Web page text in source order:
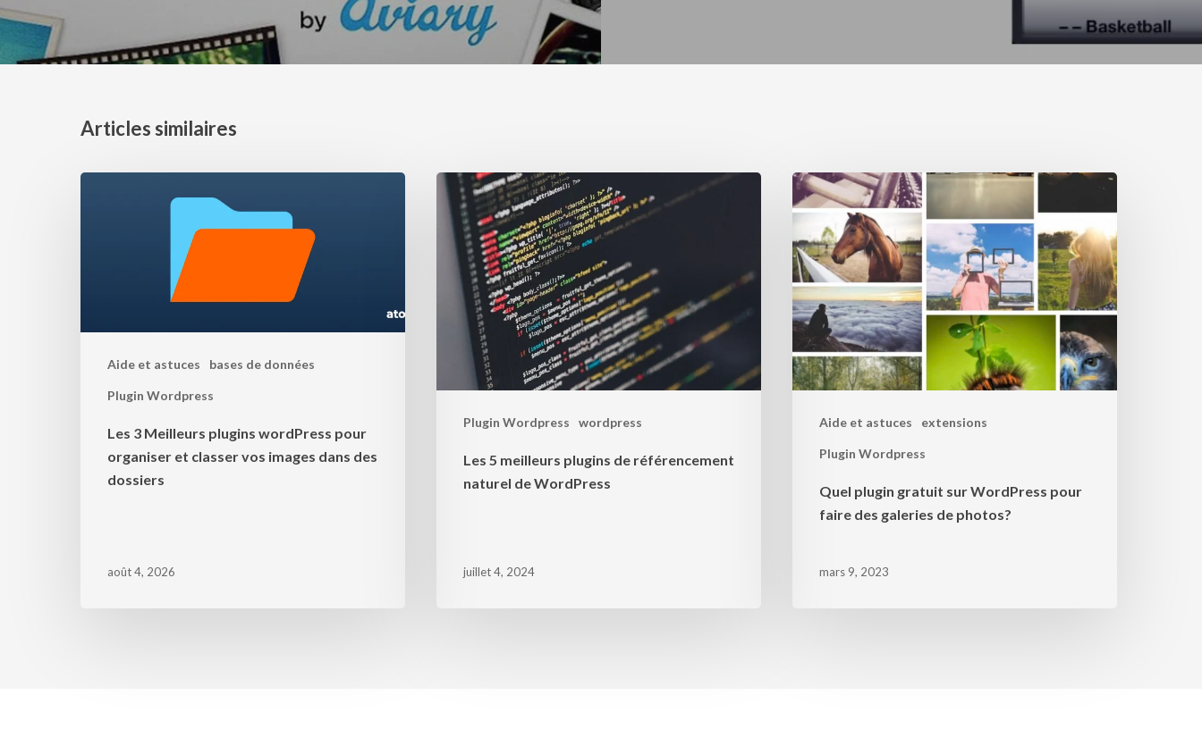
Articles similaires
Aide et astuces bases de données
Plugin Wordpress
Les 3 Meilleurs plugins wordPress pour
organiser et classer vos images dans des
dossiers
août 4, 2026
Plugin Wordpress wordpress
Les 5 meilleurs plugins de référencement
naturel de WordPress
juillet 4, 2024
Aide et astuces extensions
Plugin Wordpress
Quel plugin gratuit sur WordPress pour
faire des galeries de photos?
mars 9, 2023